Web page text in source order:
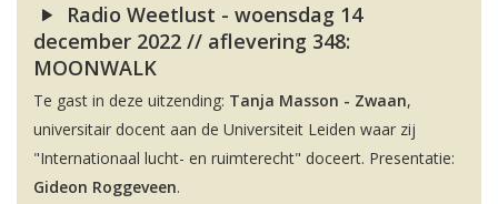
Radio Weetlust - woensdag 14
december 2022 // aflevering 348:
MOONWALK
Te gast in deze uitzending: Tanja Masson - Zwaan,
universitair docent aan de Universiteit Leiden waar zij
"Internationaal lucht- en ruimterecht" doceert. Presentatie:
Gideon Roggeveen.